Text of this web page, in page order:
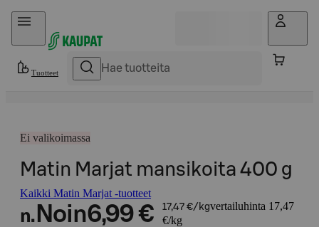
Hyppää sisältöön
Tuotteet
Ei valikoimassa
Matin Marjat mansikoita 400 g
Kaikki Matin Marjat -tuotteet
n. Noin6,99 € 17,47 €/kgvertailuhinta 17,47
€/kg